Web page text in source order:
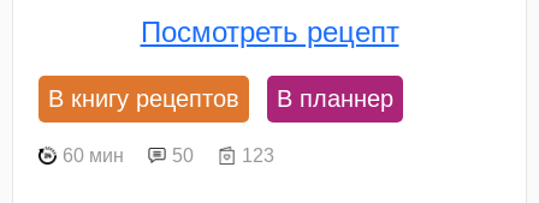
Посмотреть рецепт
В книгу рецептов В планнер
60 мин 50 123